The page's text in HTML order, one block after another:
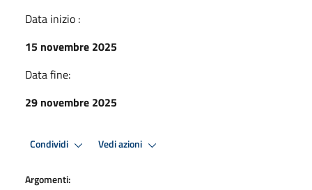
Data inizio :
15 novembre 2025
Data fine:
29 novembre 2025
Condividi Vedi azioni
Argomenti: